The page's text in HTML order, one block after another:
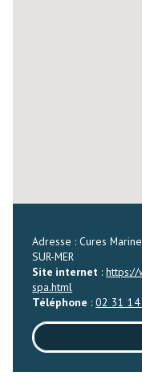
Adresse : Cures
SUR-MER
Site internet :https://
spa.html
Téléphone :02 31